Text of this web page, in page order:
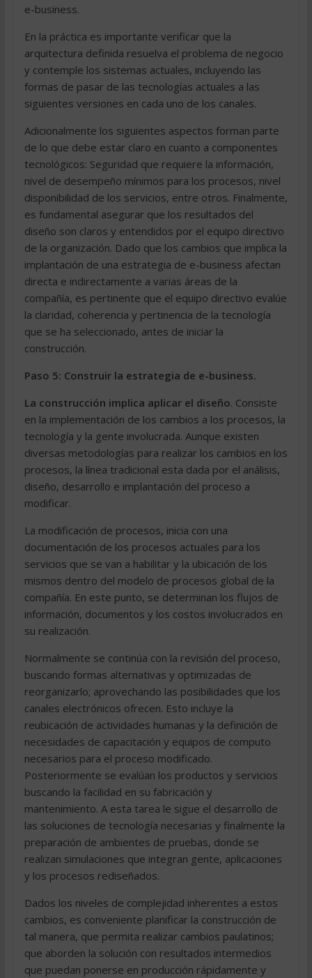
e-business.
En la práctica es importante verificar que la
arquitectura definida resuelva el problema de negocio
y contemple los sistemas actuales, incluyendo las
formas de pasar de las tecnologías actuales a las
siguientes versiones en cada uno de los canales.
Adicionalmente los siguientes aspectos forman parte
de lo que debe estar claro en cuanto a componentes
tecnológicos: Seguridad que requiere la información,
nivel de desempeño mínimos para los procesos, nivel
disponibilidad de los servicios, entre otros. Finalmente,
es fundamental asegurar que los resultados del
diseño son claros y entendidos por el equipo directivo
de la organización. Dado que los cambios que implica la
implantación de una estrategia de e-business afectan
directa e indirectamente a varias áreas de la
compañía, es pertinente que el equipo directivo evalúe
la claridad, coherencia y pertinencia de la tecnología
que se ha seleccionado, antes de iniciar la
construcción.
Paso 5: Construir la estrategia de e-business.
La construcción implica aplicar el diseño. Consiste
en la implementación de los cambios a los procesos, la
tecnología y la gente involucrada. Aunque existen
diversas metodologías para realizar los cambios en los
procesos, la línea tradicional esta dada por el análisis,
diseño, desarrollo e implantación del proceso a
modificar.
La modificación de procesos, inicia con una
documentación de los procesos actuales para los
servicios que se van a habilitar y la ubicación de los
mismos dentro del modelo de procesos global de la
compañía. En este punto, se determinan los flujos de
información, documentos y los costos involucrados en
su realización.
Normalmente se continúa con la revisión del proceso,
buscando formas alternativas y optimizadas de
reorganizarlo; aprovechando las posibilidades que los
canales electrónicos ofrecen. Esto incluye la
reubicación de actividades humanas y la definición de
necesidades de capacitación y equipos de computo
necesarios para el proceso modificado.
Posteriormente se evalúan los productos y servicios
buscando la facilidad en su fabricación y
mantenimiento. A esta tarea le sigue el desarrollo de
las soluciones de tecnología necesarias y finalmente la
preparación de ambientes de pruebas, donde se
realizan simulaciones que integran gente, aplicaciones
y los procesos rediseñados.
Dados los niveles de complejidad inherentes a estos
cambios, es conveniente planificar la construcción de
tal manera, que permita realizar cambios paulatinos;
que aborden la solución con resultados intermedios
que puedan ponerse en producción rápidamente y